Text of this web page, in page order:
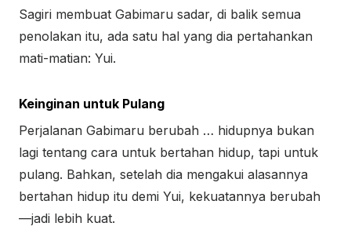
Sagiri membuat Gabimaru sadar, di balik semua
penolakan itu, ada satu hal yang dia pertahankan
mati-matian: Yui.
Keinginan untuk Pulang
Perjalanan Gabimaru berubah … hidupnya bukan
lagi tentang cara untuk bertahan hidup, tapi untuk
pulang. Bahkan, setelah dia mengakui alasannya
bertahan hidup itu demi Yui, kekuatannya berubah
—jadi lebih kuat.